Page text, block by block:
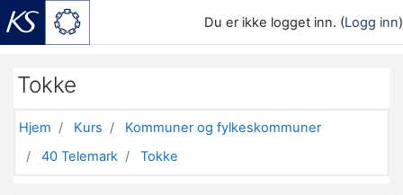
Du er ikke logget inn. (Logg inn)
Tokke
Hjem Kurs
Kommuner og fylkeskommuner
40 Telemark
Tokke